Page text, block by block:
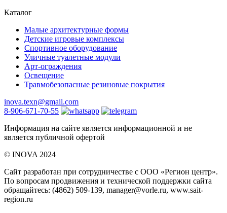
Каталог
Малые архитектурные формы
Детские игровые комплексы
Спортивное оборудование
Уличные туалетные модули
Арт-ограждения
Освещение
Травмобезопасные резиновые покрытия
inova.texn@gmail.com
8-906-671-70-55
Информация на сайте является информационной и не
является публичной офертой
©️ INOVA 2024
Сайт разработан при сотрудничестве с ООО «Регион центр».
По вопросам продвижения и технической поддержки сайта
обращайтесь: (4862) 509-139, manager@vorle.ru, www.sait-
region.ru